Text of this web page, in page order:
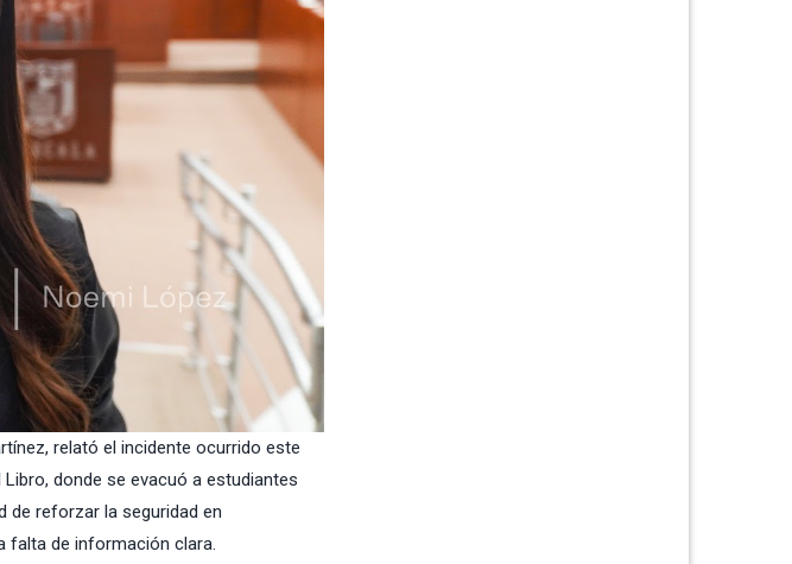
relató el incidente ocurrido este
donde se evacuó a estudiantes
de reforzar la seguridad en
falta de información clara.